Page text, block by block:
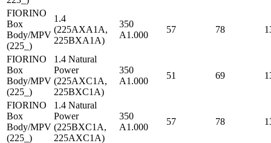
FIORINO
Box
Body/MPV
(225_)
1.4
(225AXA1A,
225BXA1A)
350
A1.000
57 78
FIORINO
Box
Body/MPV
(225_)
1.4 Natural
Power
(225AXC1A,
225BXC1A)
350
A1.000
51 69
FIORINO
Box
Body/MPV
(225_)
1.4 Natural
Power
(225BXC1A,
225AXC1A)
350
A1.000
57 78